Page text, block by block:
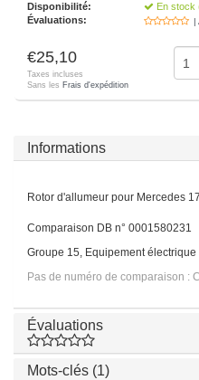
Disponibilité:
En stock
Évaluations:
|
€25,10
Taxes incluses
Sans les Frais d'expédition
Informations
Rotor d'allumeur pour Mercedes
Comparaison DB n° 0001580231
Groupe 15, Equipement électrique
Pas de numéro de comparaison :
Évaluations
Mots-clés (1)